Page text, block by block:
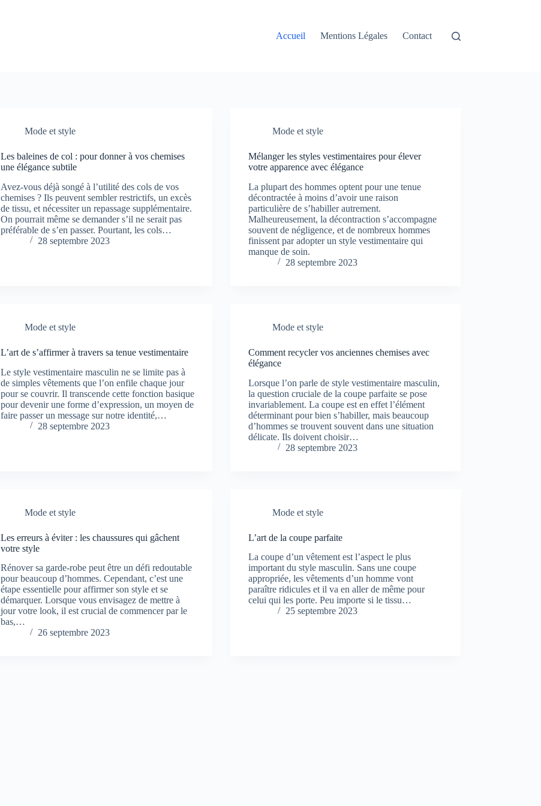
Accueil Mentions Légales Contact
Mode et style
Les baleines de col : pour donner à vos chemises
une élégance subtile
Avez-vous déjà songé à l’utilité des cols de vos
chemises ? Ils peuvent sembler restrictifs, un excès
de tissu, et nécessiter un repassage supplémentaire.
On pourrait même se demander s’il ne serait pas
préférable de s’en passer. Pourtant, les cols…
28 septembre 2023
Mode et style
Mélanger les styles vestimentaires pour élever
votre apparence avec élégance
La plupart des hommes optent pour une tenue
décontractée à moins d’avoir une raison
particulière de s’habiller autrement.
Malheureusement, la décontraction s’accompagne
souvent de négligence, et de nombreux hommes
finissent par adopter un style vestimentaire qui
manque de soin.
28 septembre 2023
Mode et style
L’art de s’affirmer à travers sa tenue vestimentaire
Le style vestimentaire masculin ne se limite pas à
de simples vêtements que l’on enfile chaque jour
pour se couvrir. Il transcende cette fonction basique
pour devenir une forme d’expression, un moyen de
faire passer un message sur notre identité,…
28 septembre 2023
Mode et style
Comment recycler vos anciennes chemises avec
élégance
Lorsque l’on parle de style vestimentaire masculin,
la question cruciale de la coupe parfaite se pose
invariablement. La coupe est en effet l’élément
déterminant pour bien s’habiller, mais beaucoup
d’hommes se trouvent souvent dans une situation
délicate. Ils doivent choisir…
28 septembre 2023
Mode et style
Les erreurs à éviter : les chaussures qui gâchent
votre style
Rénover sa garde-robe peut être un défi redoutable
pour beaucoup d’hommes. Cependant, c’est une
étape essentielle pour affirmer son style et se
démarquer. Lorsque vous envisagez de mettre à
jour votre look, il est crucial de commencer par le
bas,…
26 septembre 2023
Mode et style
L’art de la coupe parfaite
La coupe d’un vêtement est l’aspect le plus
important du style masculin. Sans une coupe
appropriée, les vêtements d’un homme vont
paraître ridicules et il va en aller de même pour
celui qui les porte. Peu importe si le tissu…
25 septembre 2023